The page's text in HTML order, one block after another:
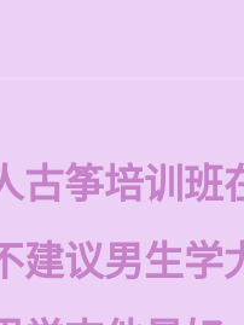
古筝培训班
建议男生学